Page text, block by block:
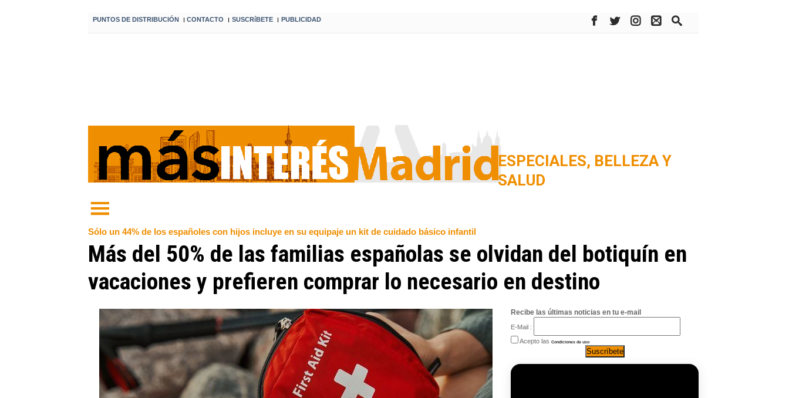
PUNTOS DE DISTRIBUCIÓN I CONTACTO I SUSCRíBETE I PUBLICIDAD
ESPECIALES, BELLEZA Y
SALUD
Sólo un 44% de los españoles con hijos incluye en su equipaje un kit de cuidado básico infantil
Más del 50% de las familias españolas se olvidan del botiquín en
vacaciones y prefieren comprar lo necesario en destino
Recibe las últimas noticias en tu e-mail
E-Mail :
Acepto las Condiciones de uso